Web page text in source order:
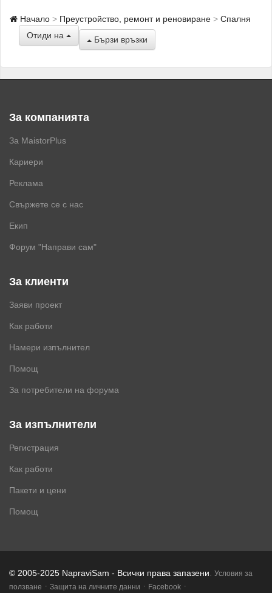
Начало Преустройство, ремонт и реновиране
Спалня
Отиди на
Бързи връзки
За компанията
За MaistorPlus
Кариери
Реклама
Свържете се с нас
Екип
Форум "Направи сам"
За клиенти
Заяви проект
Как работи
Намери изпълнител
Помощ
За потребители на форума
За изпълнители
Регистрация
Как работи
Пакети и цени
Помощ
© 2005-2025 NapraviSam - Всички права запазени. Условия за
ползване · Защита на личните данни · Facebook ·